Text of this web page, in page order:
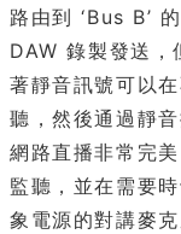
路由到 ‘Bus B’
DAW 錄製發送
著靜音訊號可以
聽，然後通過靜
網路直播非常完
監聽，並在需要
象電源的對講麥